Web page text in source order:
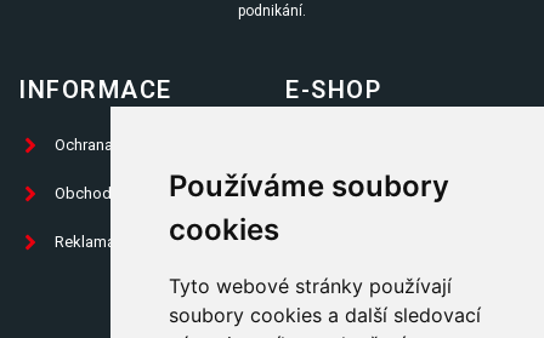
Používáme soubory
cookies
Tyto webové stránky používají
soubory cookies a další sledovací
podnikání.
INFORMACE
Ochrana osobních údajů
Obchodní podmínky
Reklamační formulář
E-SHOP
Propagační předměty
Placky